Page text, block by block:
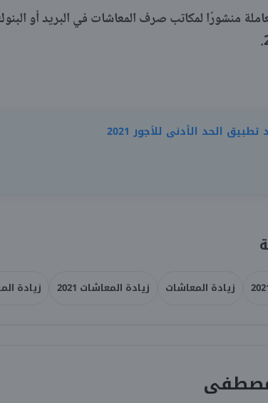
منشورًا لمكاتب صرف المعاشات في البريد أو
الحد الأدنى للأجور 2021
زيادة المعاشات زيادة المعاشات 2021 زيادة